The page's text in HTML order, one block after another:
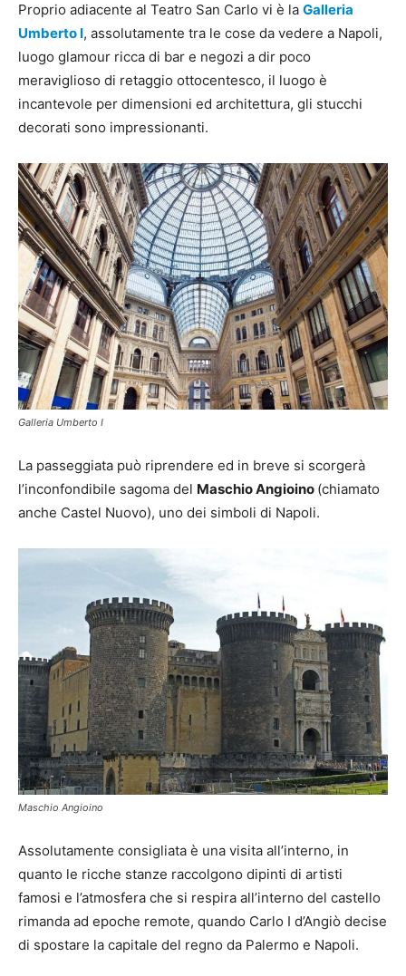
Proprio adiacente al Teatro San Carlo vi è la Galleria
Umberto I, assolutamente tra le cose da vedere a Napoli,
luogo glamour ricca di bar e negozi a dir poco
meraviglioso di retaggio ottocentesco, il luogo è
incantevole per dimensioni ed architettura, gli stucchi
decorati sono impressionanti.
Galleria Umberto I
La passeggiata può riprendere ed in breve si scorgerà
l’inconfondibile sagoma del Maschio Angioino (chiamato
anche Castel Nuovo), uno dei simboli di Napoli.
Maschio Angioino
Assolutamente consigliata è una visita all’interno, in
quanto le ricche stanze raccolgono dipinti di artisti
famosi e l’atmosfera che si respira all’interno del castello
rimanda ad epoche remote, quando Carlo I d’Angiò decise
di spostare la capitale del regno da Palermo e Napoli.